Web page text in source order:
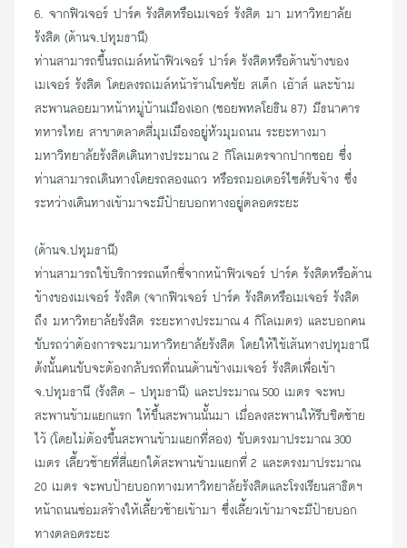
6. จากฟิวเจอร์ ปาร์ค รังสิตหรือเมเจอร์ รังสิต มา มหาวิทยาลัย
รังสิต (ด้านจ.ปทุมธานี)
ท่านสามารถขึ้นรถเมล์หน้าฟิวเจอร์ ปาร์ค รังสิตหรือด้านข้างของ
เมเจอร์ รังสิต โดยลงรถเมล์หน้าร้านโชคชัย สเต็ก เฮ้าส์ และข้าม
สะพานลอยมาหน้าหมู่บ้านเมืองเอก (ซอยพหลโยธิน 87) มีธนาคาร
ทหารไทย สาขาตลาดสี่มุมเมืองอยู่หัวมุมถนน ระยะทางมา
มหาวิทยาลัยรังสิตเดินทางประมาณ 2 กิโลเมตรจากปากซอย ซึ่ง
ท่านสามารถเดินทางโดยรถสองแถว หรือรถมอเตอร์ไซด์รับจ้าง ซึ่ง
ระหว่างเดินทางเข้ามาจะมีป้ายบอกทางอยู่ตลอดระยะ
(ด้านจ.ปทุมธานี)
ท่านสามารถใช้บริการรถแท็กซี่จากหน้าฟิวเจอร์ ปาร์ค รังสิตหรือด้าน
ข้างของเมเจอร์ รังสิต (จากฟิวเจอร์ ปาร์ค รังสิตหรือเมเจอร์ รังสิต
ถึง มหาวิทยาลัยรังสิต ระยะทางประมาณ 4 กิโลเมตร) และบอกคน
ขับรถว่าต้องการจะมามหาวิทยาลัยรังสิต โดยให้ใช้เส้นทางปทุมธานี
ดังนั้นคนขับจะต้องกลับรถที่ถนนด้านข้างเมเจอร์ รังสิตเพื่อเข้า
จ.ปทุมธานี (รังสิต - ปทุมธานี) และประมาณ 500 เมตร จะพบ
สะพานข้ามแยกแรก ให้ขึ้นสะพานนั้นมา เมื่อลงสะพานให้รีบชิดซ้าย
ไว้ (โดยไม่ต้องขึ้นสะพานข้ามแยกที่สอง) ขับตรงมาประมาณ 300
เมตร เลี้ยวซ้ายที่สี่แยกใต้สะพานข้ามแยกที่ 2 และตรงมาประมาณ
20 เมตร จะพบป้ายบอกทางมหาวิทยาลัยรังสิตและโรงเรียนสาธิตฯ
หน้าถนนซ่อมสร้างให้เลี้ยวซ้ายเข้ามา ซึ่งเลี้ยวเข้ามาจะมีป้ายบอก
ทางตลอดระยะ